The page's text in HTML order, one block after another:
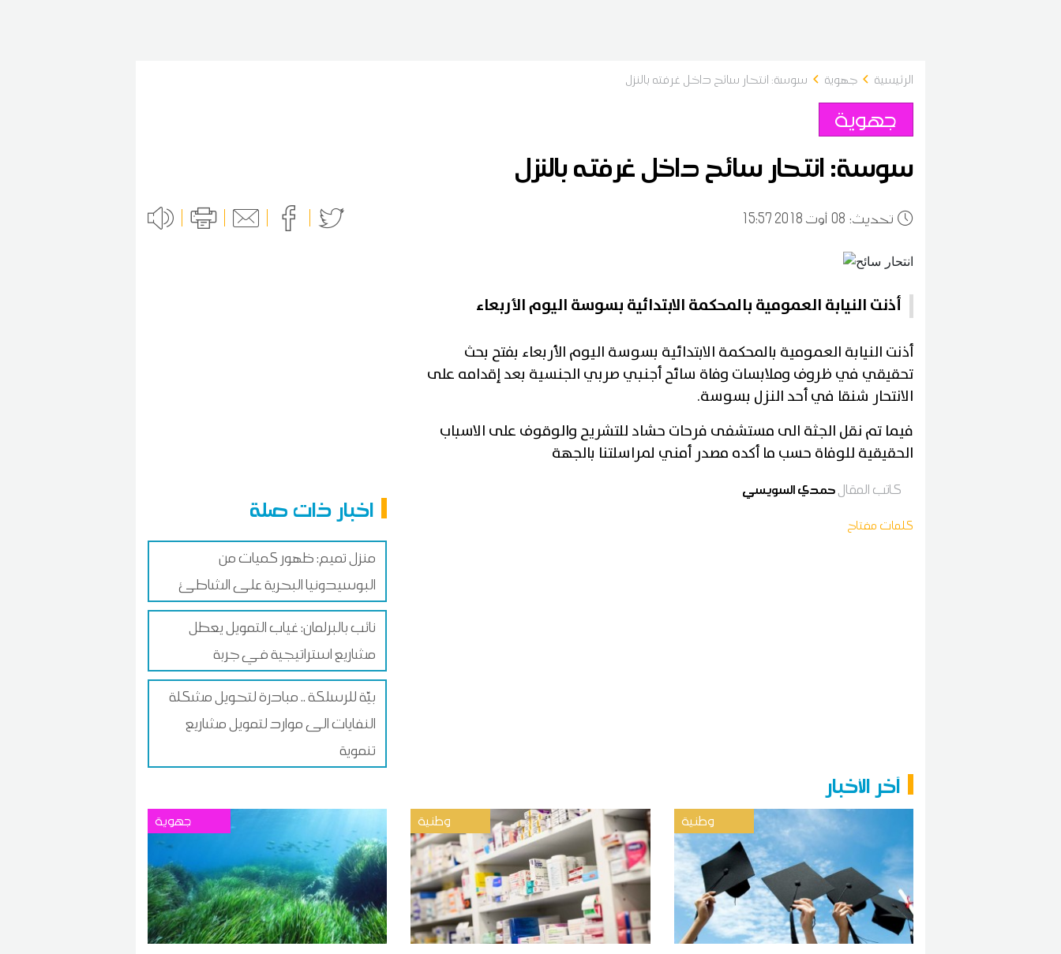
الرئيسية جهوية سوسة: انتحار سائح داخل غرفته بالنزل
جهوية
سوسة: انتحار سائح داخل غرفته بالنزل
:تحديث 0815:57 2018 أوت
اخبار ذات صلة
منزل تميم: ظهور كميات من
البوسيدونيا البحرية على الشاطئ
نائب بالبرلمان: غياب التمويل يعطل
مشاريع استراتيجية في جربة
بيّة للرسلكة .. مبادرة لتحويل مشكلة
النفايات الى موارد لتمويل مشاريع
تنموية
أذنت النيابة العمومية بالمحكمة الابتدائية بسوسة اليوم الأربعاء
أذنت النيابة العمومية بالمحكمة الابتدائية بسوسة اليوم الأربعاء بفتح بحث
تحقيقي في ظروف وملابسات وفاة سائح أجنبي صربي الجنسية بعد إقدامه على
الانتحار شنقا في أحد النزل بسوسة.
فيما تم نقل الجثة الى مستشفى فرحات حشاد للتشريح والوقوف على الاسباب
الحقيقية للوفاة حسب ما أكده مصدر أمني لمراسلتنا بالجهة
كاتب المقالحمدي السويسي
كلمات مفتاح
آخر الأخبار
جهوية وطنية وطنية